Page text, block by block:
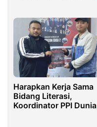
Harapkan Kerja Sama
Bidang Literasi,
Koordinator PPI Dunia